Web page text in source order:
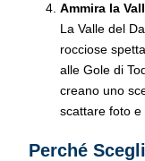
Ammira la
La Valle del
rocciose
alle Gole di
creano uno
scattare foto
Perché